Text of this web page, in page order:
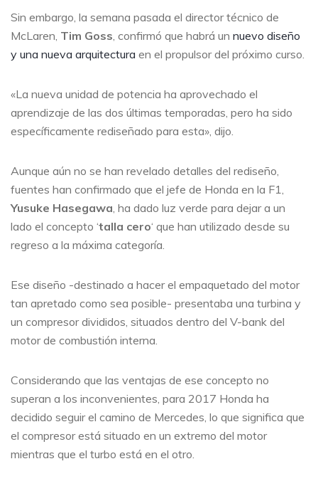
Sin embargo, la semana pasada el director técnico de
McLaren, Tim Goss, confirmó que habrá un nuevo diseño
y una nueva arquitectura en el propulsor del próximo curso.
«La nueva unidad de potencia ha aprovechado el
aprendizaje de las dos últimas temporadas, pero ha sido
específicamente rediseñado para esta», dijo.
Aunque aún no se han revelado detalles del rediseño,
fuentes han confirmado que el jefe de Honda en la F1,
Yusuke Hasegawa, ha dado luz verde para dejar a un
lado el concepto ‘talla cero‘ que han utilizado desde su
regreso a la máxima categoría.
Ese diseño -destinado a hacer el empaquetado del motor
tan apretado como sea posible- presentaba una turbina y
un compresor divididos, situados dentro del V-bank del
motor de combustión interna.
Considerando que las ventajas de ese concepto no
superan a los inconvenientes, para 2017 Honda ha
decidido seguir el camino de Mercedes, lo que significa que
el compresor está situado en un extremo del motor
mientras que el turbo está en el otro.